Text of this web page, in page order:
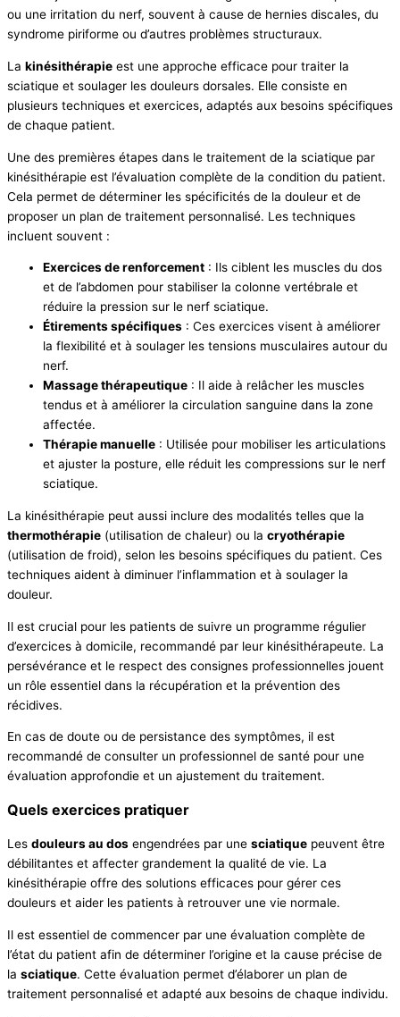
ou une irritation du nerf, souvent à cause de hernies discales, du
syndrome piriforme ou d’autres problèmes structuraux.
La kinésithérapie est une approche efficace pour traiter la
sciatique et soulager les douleurs dorsales. Elle consiste en
plusieurs techniques et exercices, adaptés aux besoins spécifiques
de chaque patient.
Une des premières étapes dans le traitement de la sciatique par
kinésithérapie est l’évaluation complète de la condition du patient.
Cela permet de déterminer les spécificités de la douleur et de
proposer un plan de traitement personnalisé. Les techniques
incluent souvent :
Exercices de renforcement : Ils ciblent les muscles du dos
et de l’abdomen pour stabiliser la colonne vertébrale et
réduire la pression sur le nerf sciatique.
Étirements spécifiques : Ces exercices visent à améliorer
la flexibilité et à soulager les tensions musculaires autour du
nerf.
Massage thérapeutique : Il aide à relâcher les muscles
tendus et à améliorer la circulation sanguine dans la zone
affectée.
Thérapie manuelle : Utilisée pour mobiliser les articulations
et ajuster la posture, elle réduit les compressions sur le nerf
sciatique.
La kinésithérapie peut aussi inclure des modalités telles que la
thermothérapie (utilisation de chaleur) ou la cryothérapie
(utilisation de froid), selon les besoins spécifiques du patient. Ces
techniques aident à diminuer l’inflammation et à soulager la
douleur.
Il est crucial pour les patients de suivre un programme régulier
d’exercices à domicile, recommandé par leur kinésithérapeute. La
persévérance et le respect des consignes professionnelles jouent
un rôle essentiel dans la récupération et la prévention des
récidives.
En cas de doute ou de persistance des symptômes, il est
recommandé de consulter un professionnel de santé pour une
évaluation approfondie et un ajustement du traitement.
Quels exercices pratiquer
Les douleurs au dos engendrées par une sciatique peuvent être
débilitantes et affecter grandement la qualité de vie. La
kinésithérapie offre des solutions efficaces pour gérer ces
douleurs et aider les patients à retrouver une vie normale.
Il est essentiel de commencer par une évaluation complète de
l’état du patient afin de déterminer l’origine et la cause précise de
la sciatique. Cette évaluation permet d’élaborer un plan de
traitement personnalisé et adapté aux besoins de chaque individu.